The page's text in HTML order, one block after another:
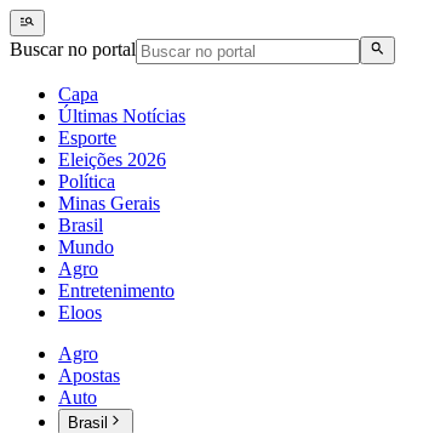
Buscar no portal
Capa
Últimas Notícias
Esporte
Eleições 2026
Política
Minas Gerais
Brasil
Mundo
Agro
Entretenimento
Eloos
Agro
Apostas
Auto
Brasil